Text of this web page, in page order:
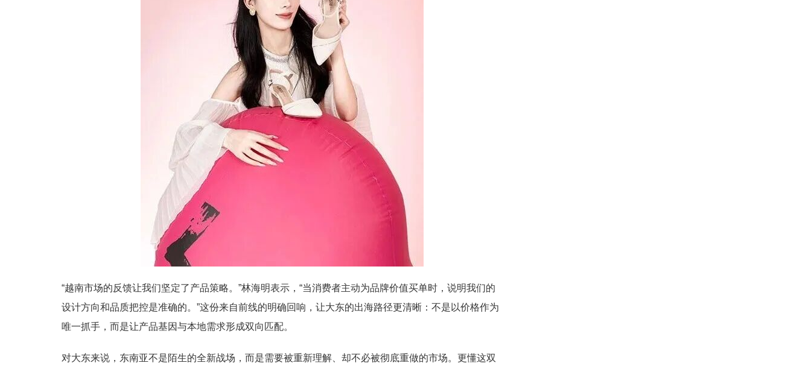
“越南市场的反馈让我们坚定了产品策略。”林海明表示，“当消费者主动为品牌价值买单时，说明我们的
设计方向和品质把控是准确的。”这份来自前线的明确回响，让大东的出海路径更清晰：不是以价格作为
唯一抓手，而是让产品基因与本地需求形成双向匹配。
对大东来说，东南亚不是陌生的全新战场，而是需要被重新理解、却不必被彻底重做的市场。更懂这双